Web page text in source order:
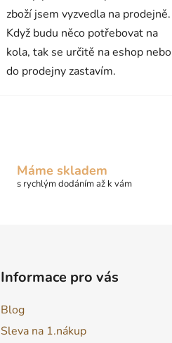
zboží jsem vyzvedla na prodejně.
Když budu něco potřebovat na
kola, tak se určitě na eshop nebo
do prodejny zastavím.
Máme skladem
s rychlým dodáním až k vám
Informace pro vás
Blog
Sleva na 1.nákup